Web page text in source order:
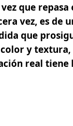
que repasa
vez, es de
que
y textura,
real tiene